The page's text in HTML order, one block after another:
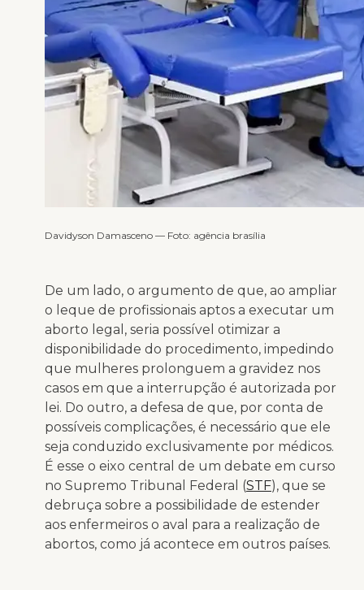
Davidyson Damasceno — Foto: agência brasília
De um lado, o argumento de que, ao ampliar
o leque de profissionais aptos a executar um
aborto legal, seria possível otimizar a
disponibilidade do procedimento, impedindo
que mulheres prolonguem a gravidez nos
casos em que a interrupção é autorizada por
lei. Do outro, a defesa de que, por conta de
possíveis complicações, é necessário que ele
seja conduzido exclusivamente por médicos.
É esse o eixo central de um debate em curso
no Supremo Tribunal Federal (STF), que se
debruça sobre a possibilidade de estender
aos enfermeiros o aval para a realização de
abortos, como já acontece em outros países.